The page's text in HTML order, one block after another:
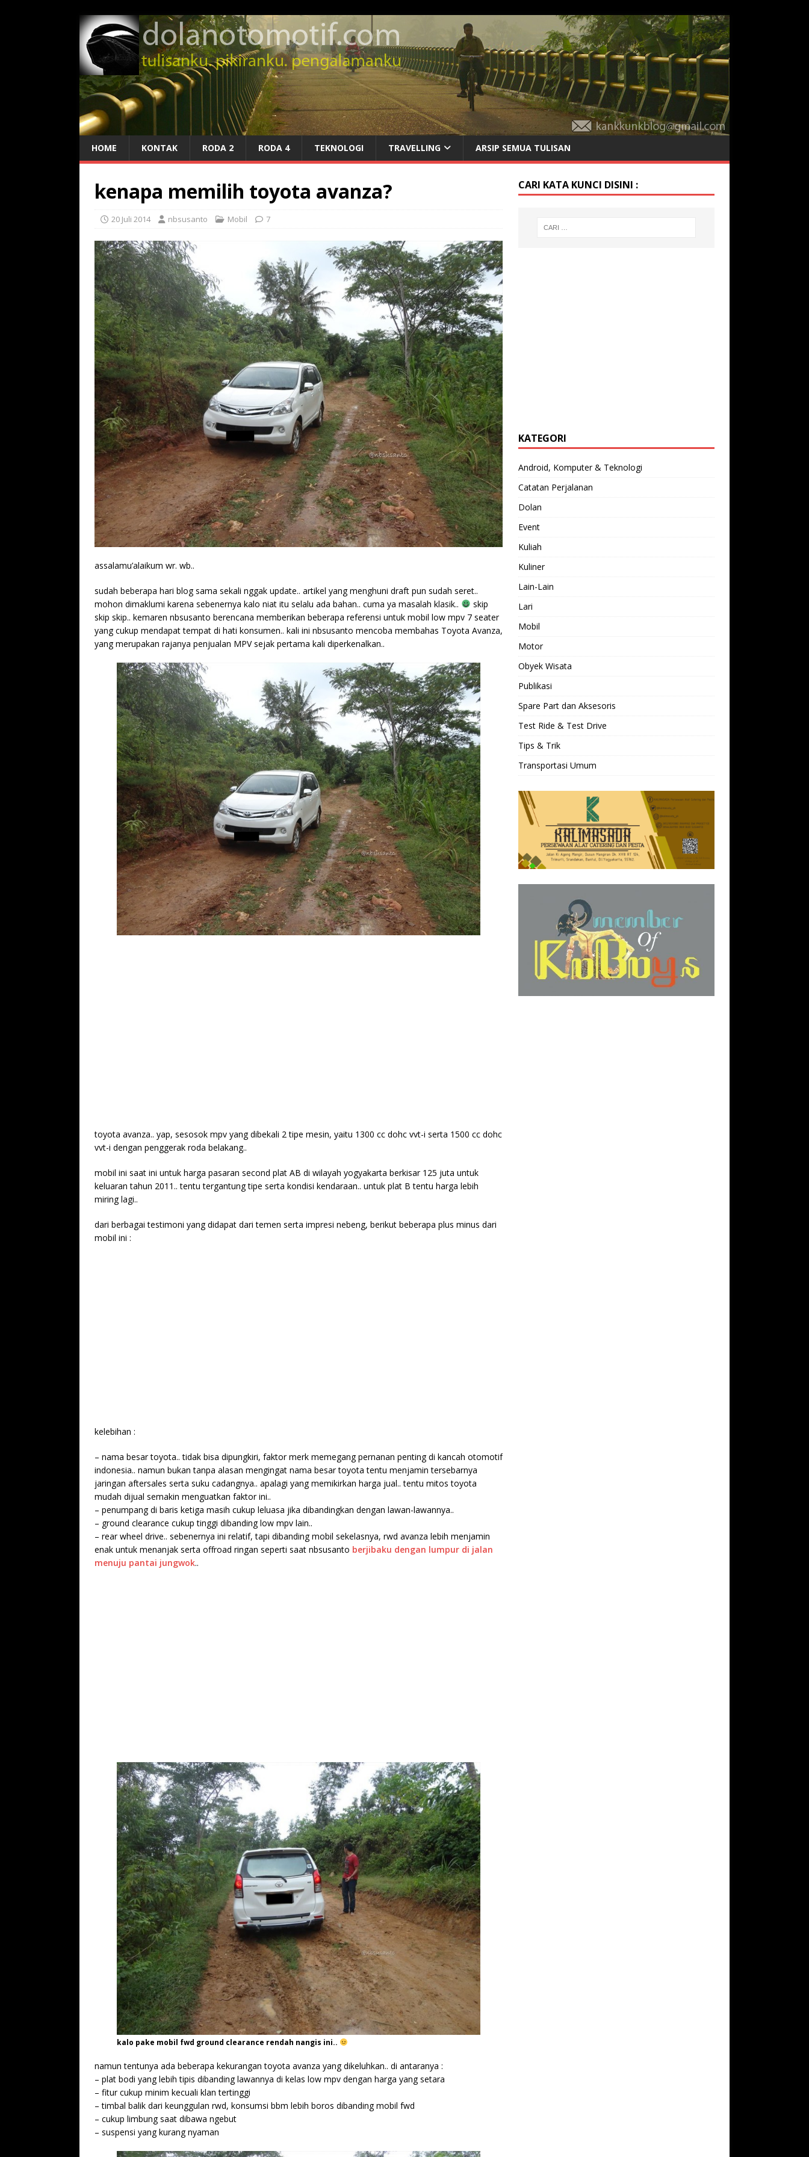
HOME KONTAK RODA 2 RODA 4 TEKNOLOGI TRAVELLING ARSIP SEMUA TULISAN
kenapa memilih toyota avanza?
20 Juli 2014 nbsusanto Mobil 7
assalamu’alaikum wr. wb..
sudah beberapa hari blog sama sekali nggak update.. artikel yang menghuni draft pun sudah seret..
mohon dimaklumi karena sebenernya kalo niat itu selalu ada bahan.. cuma ya masalah klasik..
skip
skip skip.. kemaren nbsusanto berencana memberikan beberapa referensi untuk mobil low mpv 7 seater
yang cukup mendapat tempat di hati konsumen.. kali ini nbsusanto mencoba membahas Toyota Avanza,
yang merupakan rajanya penjualan MPV sejak pertama kali diperkenalkan..
toyota avanza.. yap, sesosok mpv yang dibekali 2 tipe mesin, yaitu 1300 cc dohc vvt-i serta 1500 cc dohc
vvt-i dengan penggerak roda belakang..
mobil ini saat ini untuk harga pasaran second plat AB di wilayah yogyakarta berkisar 125 juta untuk
keluaran tahun 2011.. tentu tergantung tipe serta kondisi kendaraan.. untuk plat B tentu harga lebih
miring lagi..
dari berbagai testimoni yang didapat dari temen serta impresi nebeng, berikut beberapa plus minus dari
mobil ini :
kelebihan :
– nama besar toyota.. tidak bisa dipungkiri, faktor merk memegang pernanan penting di kancah otomotif
indonesia.. namun bukan tanpa alasan mengingat nama besar toyota tentu menjamin tersebarnya
jaringan aftersales serta suku cadangnya.. apalagi yang memikirkan harga jual.. tentu mitos toyota
mudah dijual semakin menguatkan faktor ini..
– penumpang di baris ketiga masih cukup leluasa jika dibandingkan dengan lawan-lawannya..
– ground clearance cukup tinggi dibanding low mpv lain..
– rear wheel drive.. sebenernya ini relatif, tapi dibanding mobil sekelasnya, rwd avanza lebih menjamin
enak untuk menanjak serta offroad ringan seperti saat nbsusanto berjibaku dengan lumpur di jalan
menuju pantai jungwok..
kalo pake mobil fwd ground clearance rendah nangis ini..
namun tentunya ada beberapa kekurangan toyota avanza yang dikeluhkan.. di antaranya :
– plat bodi yang lebih tipis dibanding lawannya di kelas low mpv dengan harga yang setara
– fitur cukup minim kecuali klan tertinggi
– timbal balik dari keunggulan rwd, konsumsi bbm lebih boros dibanding mobil fwd
– cukup limbung saat dibawa ngebut
– suspensi yang kurang nyaman
CARI KATA KUNCI DISINI :
KATEGORI
Android, Komputer & Teknologi
Catatan Perjalanan
Dolan
Event
Kuliah
Kuliner
Lain-Lain
Lari
Mobil
Motor
Obyek Wisata
Publikasi
Spare Part dan Aksesoris
Test Ride & Test Drive
Tips & Trik
Transportasi Umum